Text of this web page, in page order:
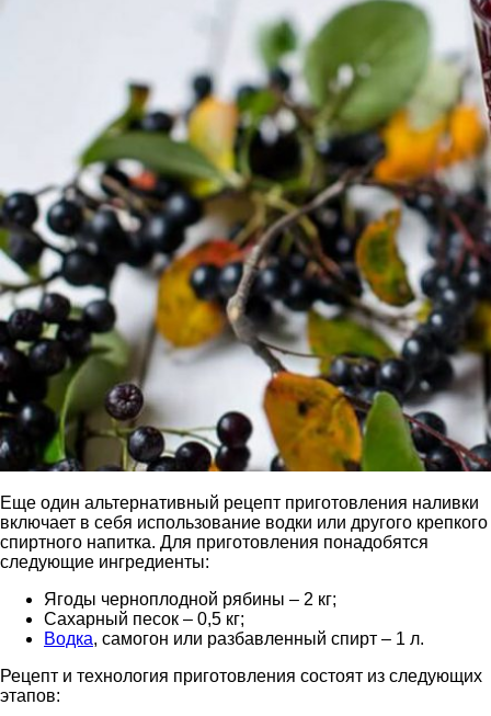
Еще один альтернативный рецепт приготовления наливки
включает в себя использование водки или другого крепкого
спиртного напитка. Для приготовления понадобятся
следующие ингредиенты:
Ягоды черноплодной рябины – 2 кг;
Сахарный песок – 0,5 кг;
Водка, самогон или разбавленный спирт – 1 л.
Рецепт и технология приготовления состоят из следующих
этапов: